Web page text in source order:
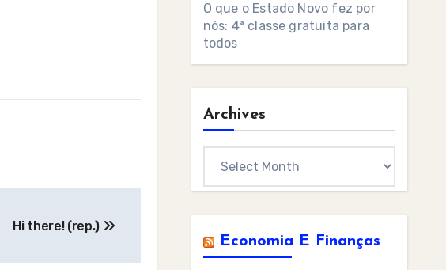
Hi there! (rep.)
O que o Estado Novo fez por
nós: 4ª classe gratuita para
todos
Archives
Economia E Finanças